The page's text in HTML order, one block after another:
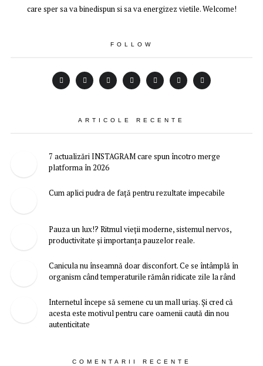
care sper sa va binedispun si sa va energizez vietile. Welcome!
FOLLOW
ARTICOLE RECENTE
7 actualizări INSTAGRAM care spun încotro merge
platforma în 2026
Cum aplici pudra de față pentru rezultate impecabile
Pauza un lux!? Ritmul vieții moderne, sistemul nervos,
productivitate și importanța pauzelor reale.
Canicula nu înseamnă doar disconfort. Ce se întâmplă în
organism când temperaturile rămân ridicate zile la rând
Internetul începe să semene cu un mall uriaș. Și cred că
acesta este motivul pentru care oamenii caută din nou
autenticitate
COMENTARII RECENTE